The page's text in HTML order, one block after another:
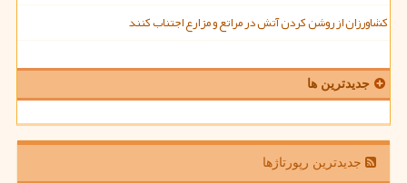
کشاورزان از روشن کردن آتش در مراتع و مزارع اجتناب کنند
جدیدترین ها
جدیدترین رپورتاژها